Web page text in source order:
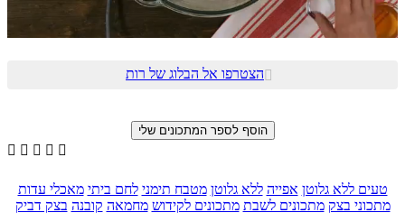
הצטרפו אל הבלוג של רות
    
טעים ללא גלוטן אפייה ללא גלוטן מטבח תימני לחם ביתי מאכלי עדות
מתכוני בצק מתכונים לשבת מתכונים לקידוש מחמאה קובנה בצק דביק